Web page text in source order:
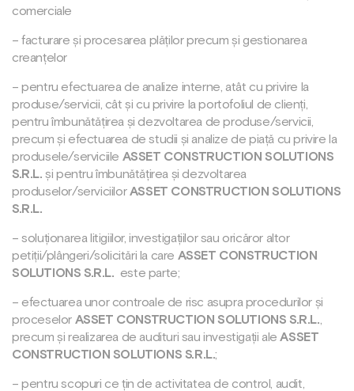
comerciale
– facturare și procesarea plăților precum și gestionarea
creanțelor
– pentru efectuarea de analize interne, atât cu privire la
produse/servicii, cât și cu privire la portofoliul de clienți,
pentru îmbunătățirea și dezvoltarea de produse/servicii,
precum și efectuarea de studii și analize de piață cu privire la
produsele/serviciile ASSET CONSTRUCTION SOLUTIONS
S.R.L. și pentru îmbunătățirea și dezvoltarea
produselor/serviciilorASSET CONSTRUCTION SOLUTIONS
S.R.L.
– soluționarea litigiilor, investigațiilor sau oricăror altor
petiții/plângeri/solicitări la care ASSET CONSTRUCTION
SOLUTIONS S.R.L. este parte;
– efectuarea unor controale de risc asupra procedurilor și
proceselor ASSET CONSTRUCTION SOLUTIONS S.R.L.
precum și realizarea de audituri sau investigații aleASSET
CONSTRUCTION SOLUTIONS S.R.L.;
– pentru scopuri ce țin de activitatea de control, audit,